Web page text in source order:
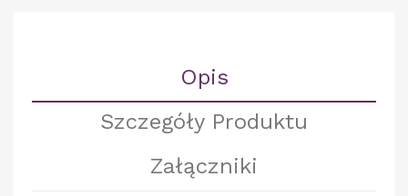
Opis
Szczegóły Produktu
Załączniki